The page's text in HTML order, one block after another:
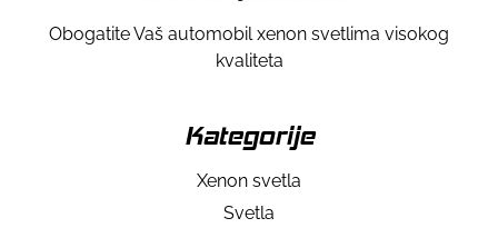
Obogatite Vaš automobil xenon svetlima visokog
kvaliteta
Kategorije
Xenon svetla
Svetla